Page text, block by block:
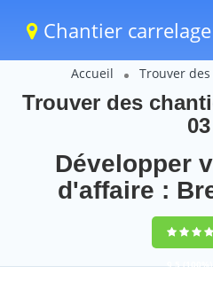
Chantier carrelage
Accueil Trouver
Trouver des
03
Développer
d'affaire :
9,5